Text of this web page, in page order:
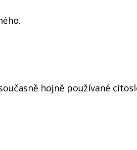
hojně používané